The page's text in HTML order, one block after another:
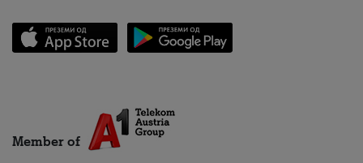
Member of